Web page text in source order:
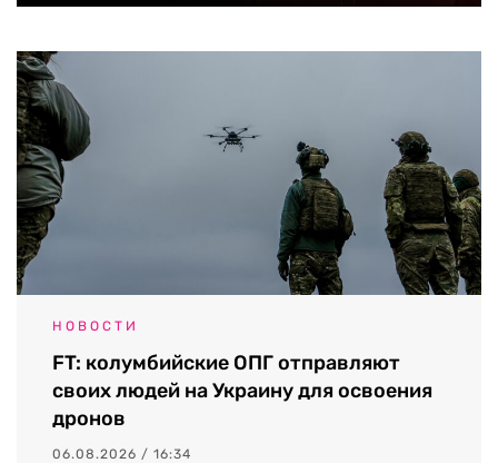
НОВОСТИ
FT: колумбийские ОПГ отправляют
своих людей на Украину для освоения
дронов
06.08.2026 / 16:34